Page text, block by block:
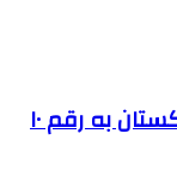
افزایش حجم تجارت بین ایران و پاکستان به رقم ۱۰